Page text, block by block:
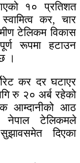
१० प्रतिशत
कर, चार
टेलिकम विकास
रूपमा हटाउन
।
कर दर घटाएर
रु २० अर्ब रहेको
आम्दानीको आठ
नेपाल टेलिकमले
दिएका